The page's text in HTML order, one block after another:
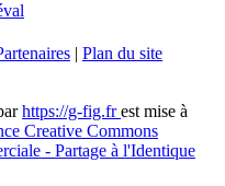
| Plan du site
https://g-fig.frest mise à
Creative Commons
- Partage à l'Identique